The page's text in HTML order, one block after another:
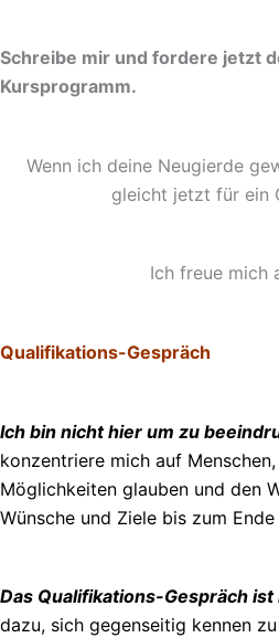
Schreibe mir und fordere jetzt
Kursprogramm.
Wenn ich deine Neugierde
gleicht jetzt für ein
Ich freue mich
Qualifikations-Gespräch
Ich bin nicht hier um zu
konzentriere mich auf
Möglichkeiten glauben und den
Wünsche und Ziele bis zum
Das Qualifikations-Gespräch
dazu, sich gegenseitig kennen